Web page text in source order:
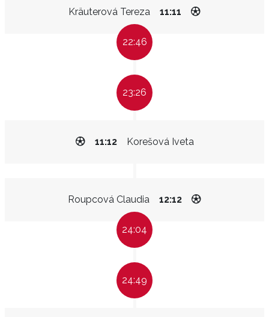
Kräuterová Tereza 11:11
22:46
23:26
Korešová Iveta
11:12
Roupcová Claudia 12:12
24:04
24:49